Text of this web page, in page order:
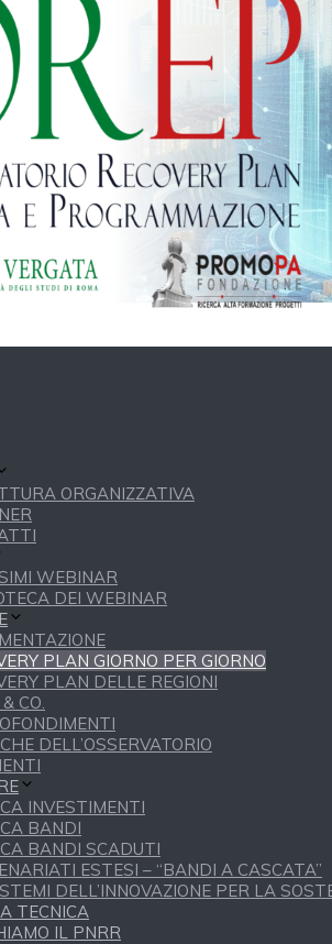
ORGANIZZATIVA
WEBINAR
DEI WEBINAR
PLAN GIORNO PER GIORNO
PLAN DELLE REGIONI
CO.
DELL’OSSERVATORIO
INVESTIMENTI
BANDI
BANDI SCADUTI
ESTESI – “BANDI A CASCATA”
DELL’INNOVAZIONE PER LA
TECNICA
IL PNRR